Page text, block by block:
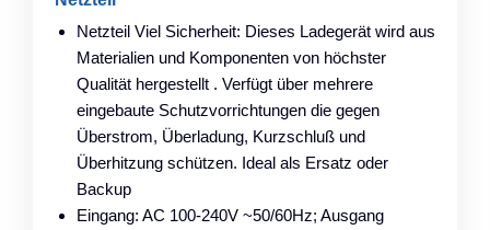
Netzteil Viel Sicherheit: Dieses Ladegerät wird aus
Materialien und Komponenten von höchster
Qualität hergestellt . Verfügt über mehrere
eingebaute Schutzvorrichtungen die gegen
Überstrom, Überladung, Kurzschluß und
Überhitzung schützen. Ideal als Ersatz oder
Backup
Eingang: AC 100-240V ~50/60Hz; Ausgang